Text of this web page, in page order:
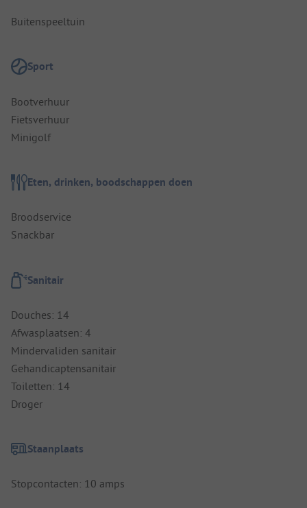
Buitenspeeltuin
Sport
Bootverhuur
Fietsverhuur
Minigolf
Eten, drinken, boodschappen doen
Broodservice
Snackbar
Sanitair
Douches: 14
Afwasplaatsen: 4
Mindervaliden sanitair
Gehandicaptensanitair
Toiletten: 14
Droger
Staanplaats
Stopcontacten: 10 amps